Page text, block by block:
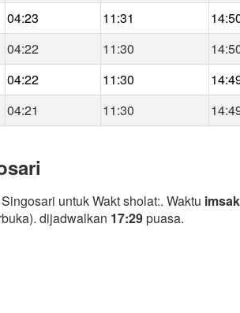
04:23 11:31
04:22 11:30
04:22 11:30
04:21 11:30
untuk Wakt sholat:. Waktu imsak
dijadwalkan 17:29puasa.